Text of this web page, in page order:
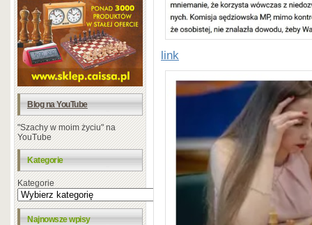
Blog na YouTube
"Szachy w moim życiu" na
YouTube
Kategorie
Kategorie
Najnowsze wpisy
link